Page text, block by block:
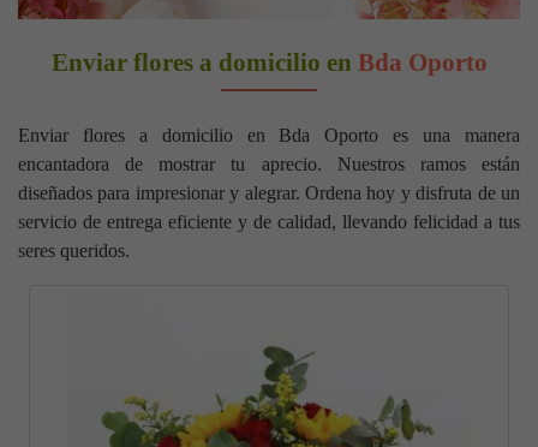
Enviar flores a domicilio en Bda Oporto
Enviar flores a domicilio en Bda Oporto es una manera
encantadora de mostrar tu aprecio. Nuestros ramos están
diseñados para impresionar y alegrar. Ordena hoy y disfruta de un
servicio de entrega eficiente y de calidad, llevando felicidad a tus
seres queridos.